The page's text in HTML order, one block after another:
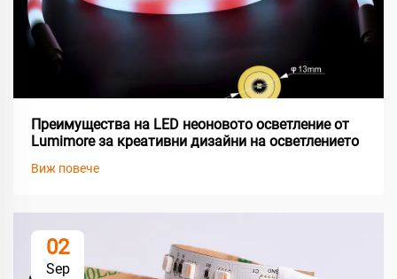
Преимущества на LED неоновото осветление от
Lumimore за креативни дизайни на осветлението
Виж повече
02
Sep